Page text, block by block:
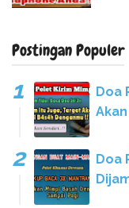
Postingan Populer
Doa
Doa